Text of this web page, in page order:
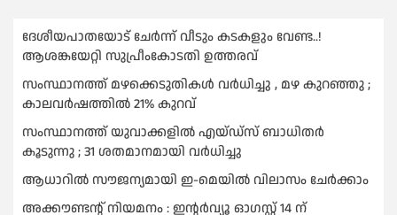
ദേശീയപാതയോട് ചേര്‍ന്ന് വീടും കടകളും വേണ്ട..!
ആശങ്കയേറ്റി സുപ്രീംകോടതി ഉത്തരവ്
സംസ്ഥാനത്ത് മഴക്കെടുതികള്‍ വര്‍ധിച്ചു , മഴ കുറഞ്ഞു ;
കാലവര്‍ഷത്തില്‍ 21% കുറവ്
സംസ്ഥാനത്ത് യുവാക്കളില്‍ എയ്ഡ്സ് ബാധിതര്‍
കൂടുന്നു ; 31 ശതമാനമായി വർധിച്ചു
ആധാറിൽ സൗജന്യമായി ഇ-മെയിൽ വിലാസം ചേർക്കാം
അക്കൗണ്ടന്റ് നിയമനം : ഇൻ്റർവ്യൂ ഓഗസ്റ്റ് 14 ന്